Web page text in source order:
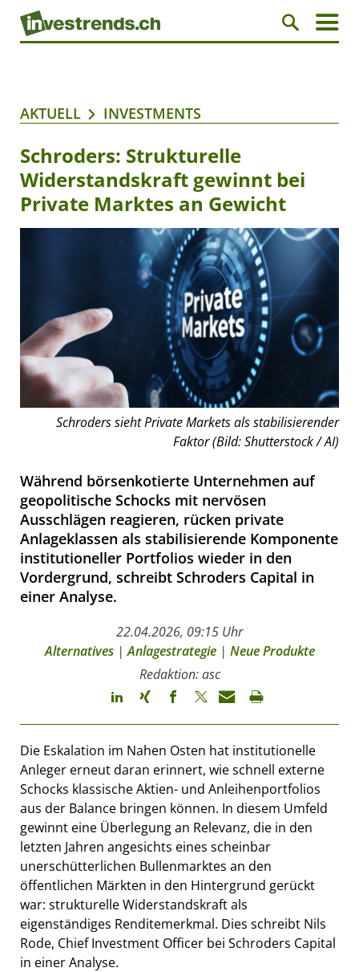
AKTUELL INVESTMENTS
Schroders: Strukturelle
Widerstandskraft gewinnt bei
Private Marktes an Gewicht
Schroders sieht Private Markets als stabilisierender
Faktor (Bild: Shutterstock / AI)
Während börsenkotierte Unternehmen auf
geopolitische Schocks mit nervösen
Ausschlägen reagieren, rücken private
Anlageklassen als stabilisierende Komponente
institutioneller Portfolios wieder in den
Vordergrund, schreibt Schroders Capital in
einer Analyse.
22.04.2026, 09:15 Uhr
Alternatives|Anlagestrategie| Neue Produkte
Redaktion: asc
Die Eskalation im Nahen Osten hat institutionelle
Anleger erneut daran erinnert, wie schnell externe
Schocks klassische Aktien- und Anleihenportfolios
aus der Balance bringen können. In diesem Umfeld
gewinnt eine Überlegung an Relevanz, die in den
letzten Jahren angesichts eines scheinbar
unerschütterlichen Bullenmarktes an den
öffentlichen Märkten in den Hintergrund gerückt
war: strukturelle Widerstandskraft als
eigenständiges Renditemerkmal. Dies schreibt Nils
Rode, Chief Investment Officer bei Schroders Capital
in einer Analyse.